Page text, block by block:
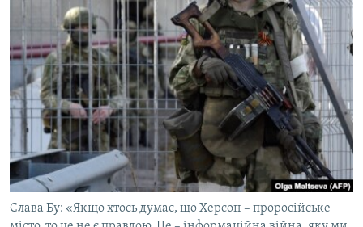
СПЕЦПРОЕКТИ
ДЕПОРТАЦІЯ
ВІДЕОУРОКИ «ELIFBE»
СВІДЧЕННЯ ОКУПАЦІЇ
УКРАЇНСЬКА ПРОБЛЕМА КРИМУ
ІНФОГРАФІКА
ЯК ОБІЙТИ БЛОКУВАННЯ
Русский
Qırımtatar
ДОЛУЧАЙСЯ!
Слава Бу: «Якщо хтось думає, що Херсон – проросійське